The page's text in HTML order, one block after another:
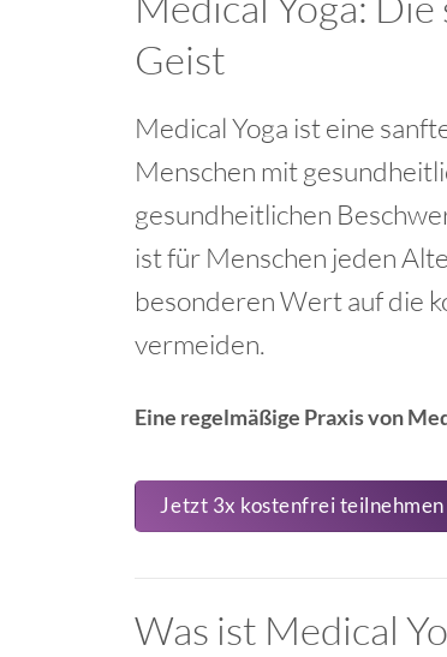
Geist
Medical Yoga ist eine
Menschen mit
gesundheitlichen
ist für Menschen jeden
besonderen Wert auf die
vermeiden.
Eine regelmäßige Praxis von
Jetzt 3x kostenfrei teilnehmen
Was ist Medical